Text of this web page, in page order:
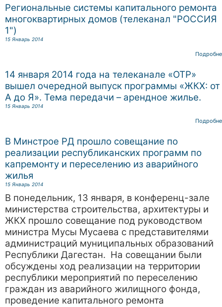
Региональные системы капитального ремонта
многоквартирных домов (телеканал "РОССИЯ
1")
15 Январь 2014
14 января 2014 года на телеканале «ОТР»
вышел очередной выпуск программы «ЖКХ: от
А до Я». Тема передачи – арендное жилье.
15 Январь 2014
В Минстрое РД прошло совещание по
реализации республиканских программ по
капремонту и переселению из аварийного
жилья
15 Январь 2014
В понедельник, 13 января, в конференц-зале
министерства строительства, архитектуры и
ЖКХ прошло совещание под руководством
министра Мусы Мусаева с представителями
администраций муниципальных образований
Республики Дагестан. На совещании были
обсуждены ход реализации на территории
республики мероприятий по переселению
граждан из аварийного жилищного фонда,
проведение капитального ремонта